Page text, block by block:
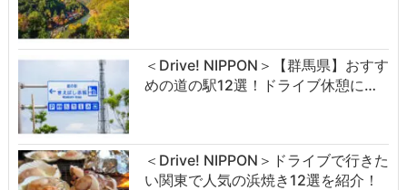
＜Drive! NIPPON＞【群馬県】おすす
めの道の駅12選！ドライブ休憩に…
＜Drive! NIPPON＞ドライブで行きた
い関東で人気の浜焼き12選を紹介！